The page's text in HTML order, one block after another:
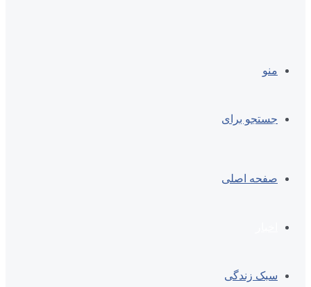
منو
جستجو برای
صفحه اصلی
سبک زندگی